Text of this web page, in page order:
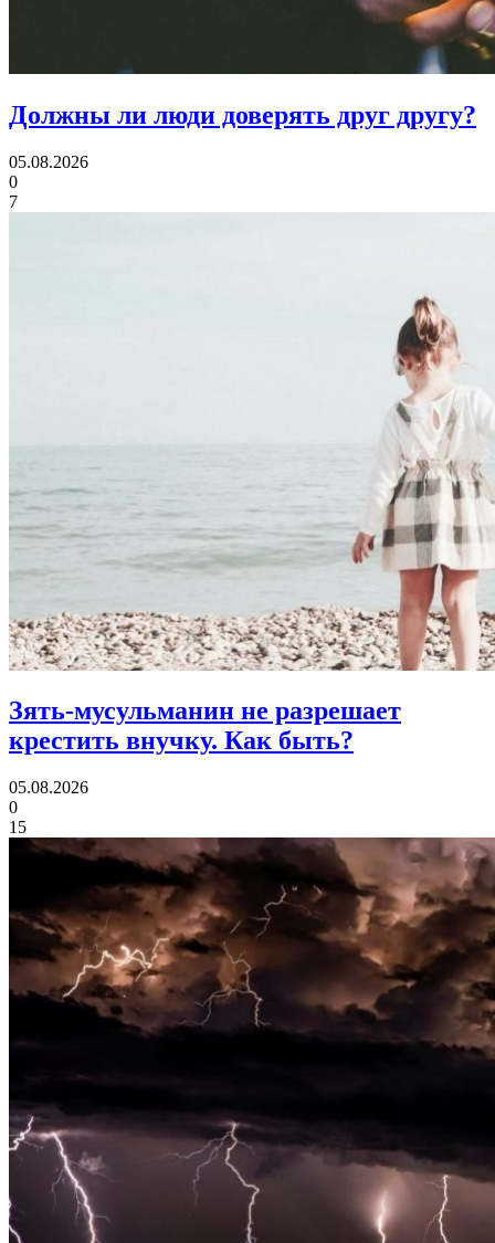
Должны ли люди доверять друг другу?
05.08.2026
0
7
Зять-мусульманин не разрешает
крестить внучку. Как быть?
05.08.2026
0
15